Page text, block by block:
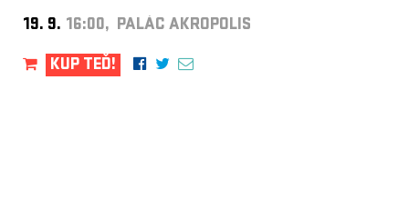
19. 9. 16:00, PALÁC AKROPOLIS
KUP TEĎ!